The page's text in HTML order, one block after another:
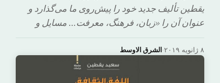
یقطین تألیف جدید خود را پیش‌روی ما می‌گذارد و
عنوان آن را «زبان، فرهنگ، معرفت… مسایل و
الشرق الاوسط· ۸ ژانویه ۲۰۱۹